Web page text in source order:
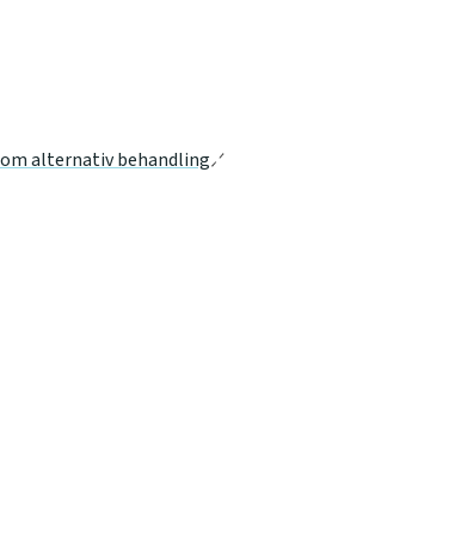
alternativ behandling